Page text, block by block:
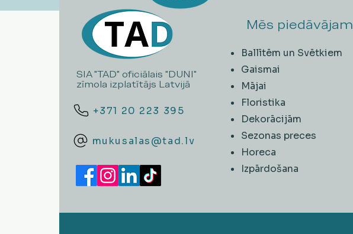
SIA "TAD" oficiālais "DUNI"
zīmola izplatītājs Latvijā
+371 20 223 395
mukusalas@tad.lv
Mēs piedāvājam
Ballītēm un Svētkiem
Gaismai
Mājai
Floristika
Dekorācijām
Sezonas preces
Horeca
​Izpārdošana